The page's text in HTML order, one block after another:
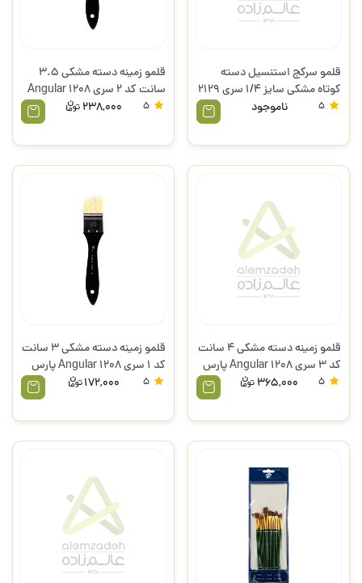
قلمو سرکج استنسیل دسته
کوتاه مشکی سایز 1/4 سری 2129
پارس آرت
ناموجود
قلمو زمینه دسته مشکی 3.5
سانت کد 2 سری Angular 1208
پارس آرت 238,000
قلمو زمینه دسته مشکی 4 سانت
کد 3 سری Angular 1208 پارس
آرت
365,000
قلمو زمینه دسته مشکی 3 سانت
کد 1 سری Angular 1208 پارس
آرت
172,000